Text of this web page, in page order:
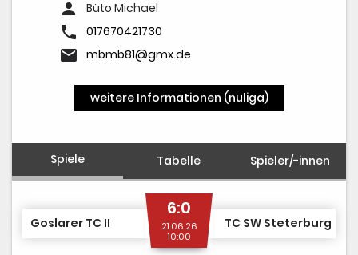
person Büto Michael
phone 017670421730
email mbmb81@gmx.de
weitere Informationen (nuliga)
Spiele Tabelle Spieler/-innen
Goslarer TC II
6:0
21.06.26
10:00
TC SW Steterburg